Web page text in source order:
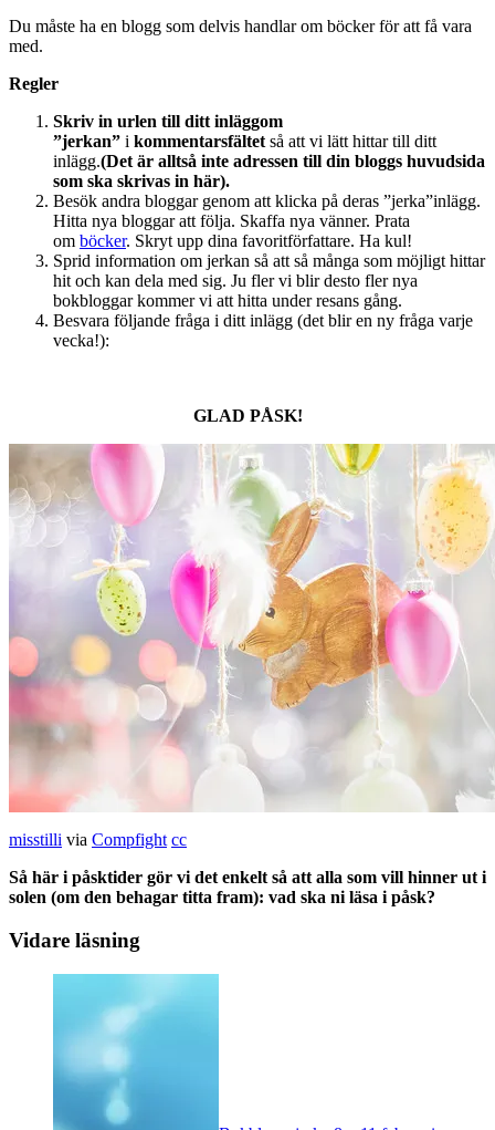
Du måste ha en blogg som delvis handlar om böcker för att få vara
med.
Regler
Skriv in urlen till ditt inläggom
”jerkan” i kommentarsfältet så att vi lätt hittar till ditt
inlägg.(Det är alltså inte adressen till din bloggs huvudsida
som ska skrivas in här).
Besök andra bloggar genom att klicka på deras ”jerka”inlägg.
Hitta nya bloggar att följa. Skaffa nya vänner. Prata
om böcker. Skryt upp dina favoritförfattare. Ha kul!
Sprid information om jerkan så att så många som möjligt hittar
hit och kan dela med sig. Ju fler vi blir desto fler nya
bokbloggar kommer vi att hitta under resans gång.
Besvara följande fråga i ditt inlägg (det blir en ny fråga varje
vecka!):
GLAD PÅSK!
misstilli via Compfight cc
Så här i påsktider gör vi det enkelt så att alla som vill hinner ut i
solen (om den behagar titta fram): vad ska ni läsa i påsk?
Vidare läsning